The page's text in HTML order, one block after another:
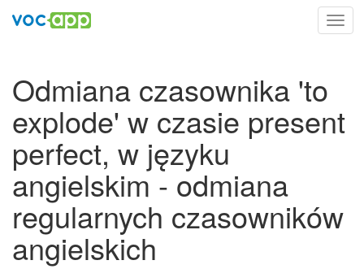
Odmiana czasownika 'to
explode' w czasie present
perfect, w języku
angielskim - odmiana
regularnych czasowników
angielskich